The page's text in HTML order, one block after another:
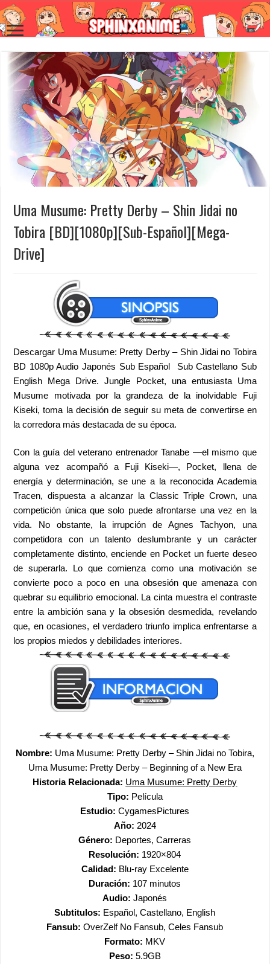
Uma Musume: Pretty Derby – Shin Jidai no
Tobira [BD][1080p][Sub-Español][Mega-
Drive]
Descargar Uma Musume: Pretty Derby – Shin Jidai no Tobira
BD 1080p Audio Japonés Sub Español Sub Castellano Sub
English Mega Drive. Jungle Pocket, una entusiasta Uma
Musume motivada por la grandeza de la inolvidable Fuji
Kiseki, toma la decisión de seguir su meta de convertirse en
la corredora más destacada de su época.
Con la guía del veterano entrenador Tanabe —el mismo que
alguna vez acompañó a Fuji Kiseki—, Pocket, llena de
energía y determinación, se une a la reconocida Academia
Tracen, dispuesta a alcanzar la Classic Triple Crown, una
competición única que solo puede afrontarse una vez en la
vida. No obstante, la irrupción de Agnes Tachyon, una
competidora con un talento deslumbrante y un carácter
completamente distinto, enciende en Pocket un fuerte deseo
de superarla. Lo que comienza como una motivación se
convierte poco a poco en una obsesión que amenaza con
quebrar su equilibrio emocional. La cinta muestra el contraste
entre la ambición sana y la obsesión desmedida, revelando
que, en ocasiones, el verdadero triunfo implica enfrentarse a
los propios miedos y debilidades interiores.
Nombre: Uma Musume: Pretty Derby – Shin Jidai no Tobira,
Uma Musume: Pretty Derby – Beginning of a New Era
Historia Relacionada: Uma Musume: Pretty Derby
Tipo: Película
Estudio: CygamesPictures
Año: 2024
Género: Deportes, Carreras
Resolución: 1920×804
Calidad: Blu-ray Excelente
Duración: 107 minutos
Audio: Japonés
Subtitulos: Español, Castellano, English
Fansub: OverZelf No Fansub, Celes Fansub
Formato: MKV
Peso: 5.9GB